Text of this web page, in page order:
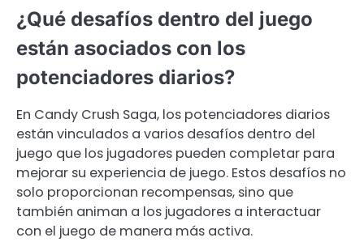
¿Qué desafíos dentro del juego
están asociados con los
potenciadores diarios?
En Candy Crush Saga, los potenciadores diarios
están vinculados a varios desafíos dentro del
juego que los jugadores pueden completar para
mejorar su experiencia de juego. Estos desafíos no
solo proporcionan recompensas, sino que
también animan a los jugadores a interactuar
con el juego de manera más activa.